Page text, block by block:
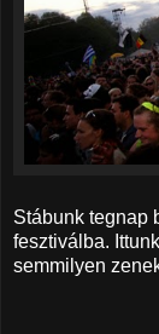
Stábunk tegnap
fesztiválba.
semmilyen